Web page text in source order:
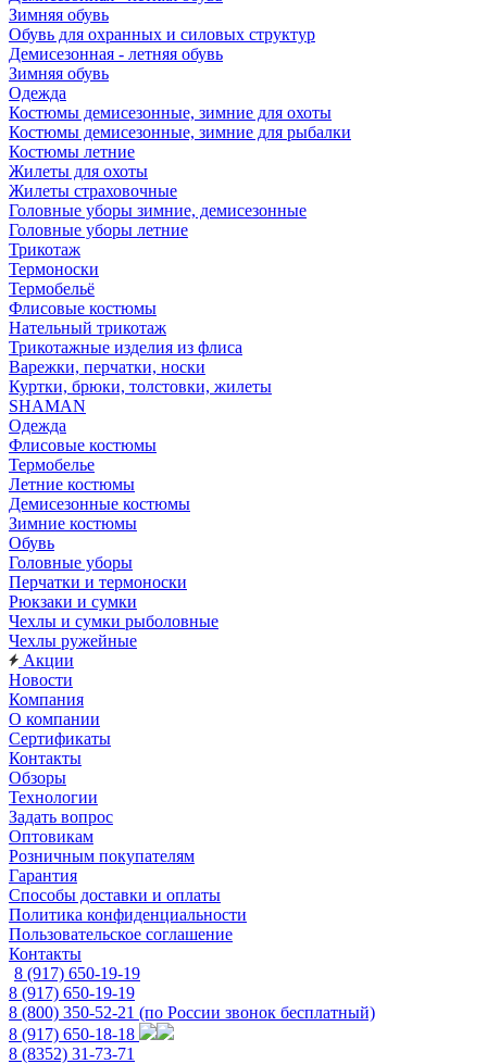
Зимняя обувь
Обувь для охранных и силовых структур
Демисезонная - летняя обувь
Зимняя обувь
Одежда
Костюмы демисезонные, зимние для охоты
Костюмы демисезонные, зимние для рыбалки
Костюмы летние
Жилеты для охоты
Жилеты страховочные
Головные уборы зимние, демисезонные
Головные уборы летние
Трикотаж
Термоноски
Термобельё
Флисовые костюмы
Нательный трикотаж
Трикотажные изделия из флиса
Варежки, перчатки, носки
Куртки, брюки, толстовки, жилеты
SHAMAN
Одежда
Флисовые костюмы
Термобелье
Летние костюмы
Демисезонные костюмы
Зимние костюмы
Обувь
Головные уборы
Перчатки и термоноски
Рюкзаки и сумки
Чехлы и сумки рыболовные
Чехлы ружейные
Акции
Новости
Компания
О компании
Сертификаты
Контакты
Обзоры
Технологии
Задать вопрос
Оптовикам
Розничным покупателям
Гарантия
Способы доставки и оплаты
Политика конфиденциальности
Пользовательское соглашение
Контакты
8 (917) 650-19-19
8 (917) 650-19-19
8 (800) 350-52-21 (по России звонок бесплатный)
8 (917) 650-18-18
8 (8352) 31-73-71